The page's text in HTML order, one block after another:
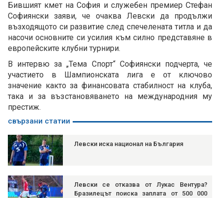
Бившият кмет на София и служебен премиер Стефан
Софиянски заяви, че очаква Левски да продължи
възходящото си развитие след спечелената титла и да
насочи основните си усилия към силно представяне в
европейските клубни турнири.
В интервю за „Тема Спорт“ Софиянски подчерта, че
участието в Шампионската лига е от ключово
значение както за финансовата стабилност на клуба,
така и за възстановяването на международния му
престиж.
свързани статии
Левски иска национал на България
Левски се отказва от Лукас Вентура?
Бразилецът поиска заплата от 500 000